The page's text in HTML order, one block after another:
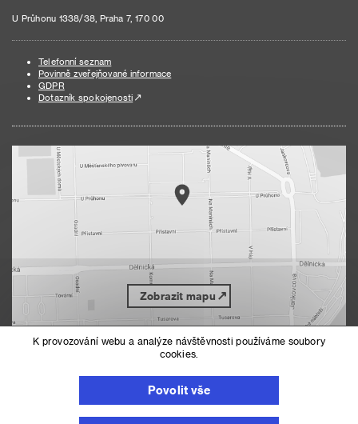
U Průhonu 1338/38, Praha 7, 170 00
Telefonní seznam
Povinně zveřejňované informace
GDPR
Dotazník spokojenosti
Zobrazit mapu
Nastavení cookies
K provozování webu a analýze návštěvnosti používáme soubory
cookies.
Povolit vše